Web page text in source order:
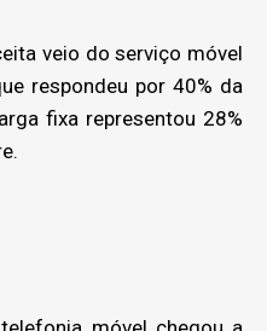
veio do serviço móvel
respondeu por 40% da
fixa representou 28%